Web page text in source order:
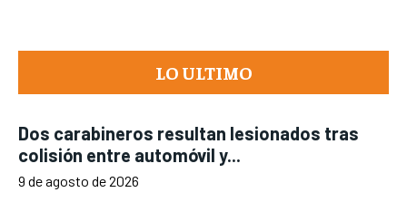
LO ULTIMO
Dos carabineros resultan lesionados tras
colisión entre automóvil y...
9 de agosto de 2026